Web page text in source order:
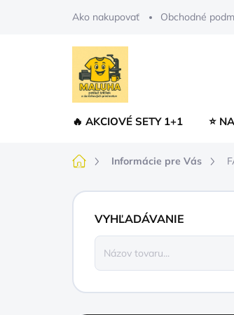
Ako nakupovať Obchodné
🔥 AKCIOVÉ SETY 1+1 ⭐
DomovInformácie pre Vás
B
a
VYHĽADÁVANIE